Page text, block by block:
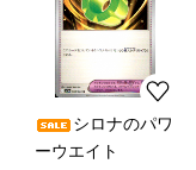
シロナのパワ
ーウエイト